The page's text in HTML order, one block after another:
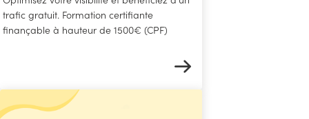
trafic gratuit. Formation certifiante
finançable à hauteur de 1500€ (CPF)